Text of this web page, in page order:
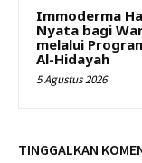
Immoderma
Nyata bagi
melalui
Al-Hidayah
5 Agustus 2026
TINGGALKAN